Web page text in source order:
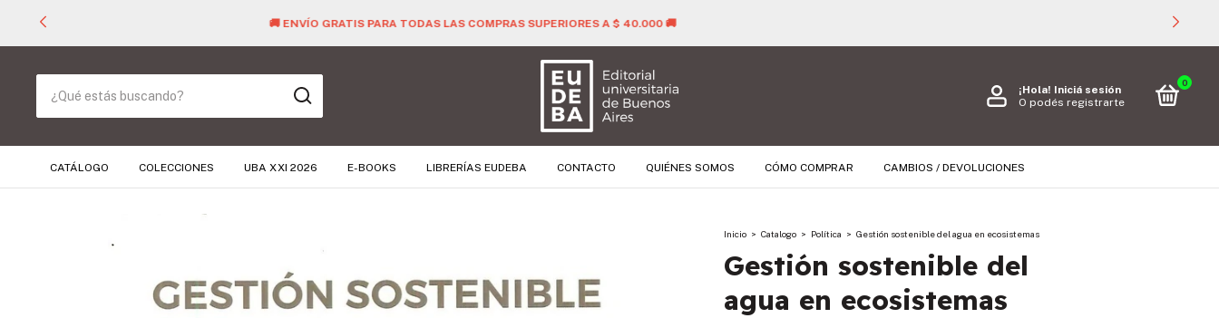
🚚 ENVÍO GRATIS PARA TODAS LAS COMPRAS SUPERIORES A $ 40.000 🚚
¡Hola! Iniciá sesión
O podés registrarte
0
CATÁLOGO COLECCIONES UBA XXI 2026 E-BOOKS LIBRERÍAS EUDEBA CONTACTO QUIÉNES SOMOS CÓMO COMPRAR CAMBIOS / DEVOLUCIONES
Inicio > Catalogo > Política > Gestión sostenible del agua en ecosistemas
Gestión sostenible del
agua en ecosistemas